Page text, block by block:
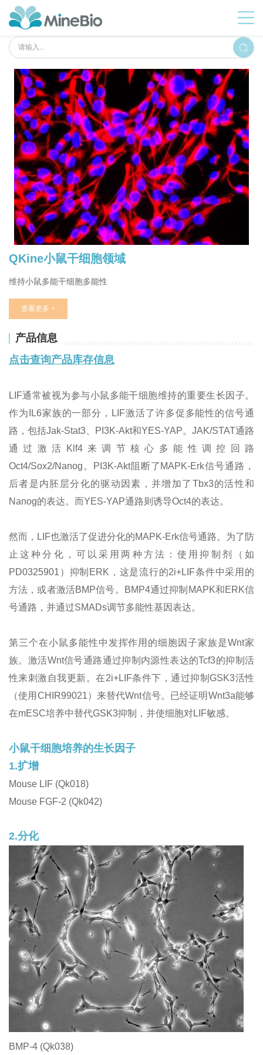
QKine小鼠干细胞领域
维持小鼠多能干细胞多能性
查看更多 +
产品信息
点击查询产品库存信息
LIF通常被视为参与小鼠多能干细胞维持的重要生长因子。
作为IL6家族的一部分，LIF激活了许多促多能性的信号通
路，包括Jak-Stat3、PI3K-Akt和YES-YAP。JAK/STAT通路
通过激活Klf4来调节核心多能性调控回路
Oct4/Sox2/Nanog。PI3K-Akt阻断了MAPK-Erk信号通路，
后者是内胚层分化的驱动因素，并增加了Tbx3的活性和
Nanog的表达。而YES-YAP通路则诱导Oct4的表达。
然而，LIF也激活了促进分化的MAPK-Erk信号通路。为了防
止这种分化，可以采用两种方法：使用抑制剂（如
PD0325901）抑制ERK，这是流行的2i+LIF条件中采用的
方法，或者激活BMP信号。BMP4通过抑制MAPK和ERK信
号通路，并通过SMADs调节多能性基因表达。
第三个在小鼠多能性中发挥作用的细胞因子家族是Wnt家
族。激活Wnt信号通路通过抑制内源性表达的Tcf3的抑制活
性来刺激自我更新。在2i+LIF条件下，通过抑制GSK3活性
（使用CHIR99021）来替代Wnt信号。已经证明Wnt3a能够
在mESC培养中替代GSK3抑制，并使细胞对LIF敏感。
小鼠干细胞培养的生长因子
1.扩增
Mouse LIF (Qk018)
Mouse FGF-2 (Qk042)
2.分化
BMP-4 (Qk038)